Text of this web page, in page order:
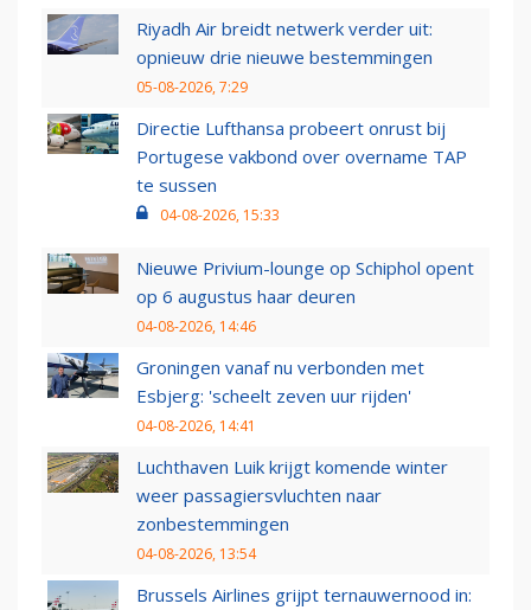
Riyadh Air breidt netwerk verder uit:
opnieuw drie nieuwe bestemmingen
05-08-2026, 7:29
Directie Lufthansa probeert onrust bij
Portugese vakbond over overname TAP
te sussen
04-08-2026, 15:33
Nieuwe Privium-lounge op Schiphol opent
op 6 augustus haar deuren
04-08-2026, 14:46
Groningen vanaf nu verbonden met
Esbjerg: 'scheelt zeven uur rijden'
04-08-2026, 14:41
Luchthaven Luik krijgt komende winter
weer passagiersvluchten naar
zonbestemmingen
04-08-2026, 13:54
Brussels Airlines grijpt ternauwernood in: